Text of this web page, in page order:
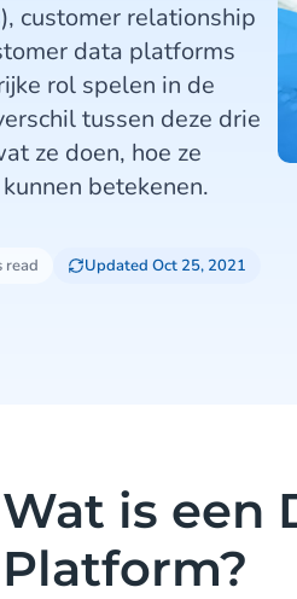
customer relationship
data platforms
rol spelen in de
tussen deze drie
ze doen, hoe ze
betekenen.
read Updated Oct 25, 2021
Wat is een
Platform?